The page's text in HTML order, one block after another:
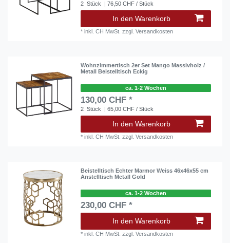
2 Stück | 76,50 CHF / Stück
In den Warenkorb
*inkl. CH MwSt. zzgl.Versandkosten
Wohnzimmertisch 2er Set Mango Massivholz /
Metall Beistelltisch Eckig
ca. 1-2 Wochen
130,00 CHF *
2 Stück | 65,00 CHF / Stück
In den Warenkorb
*inkl. CH MwSt. zzgl.Versandkosten
Beistelltisch Echter Marmor Weiss 46x46x55 cm
Anstelltisch Metall Gold
ca. 1-2 Wochen
230,00 CHF *
In den Warenkorb
*inkl. CH MwSt. zzgl.Versandkosten